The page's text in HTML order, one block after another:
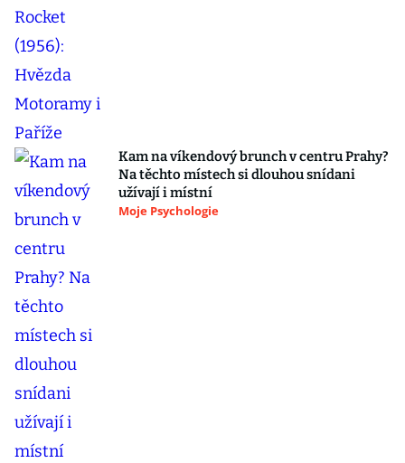
Kam na víkendový brunch v centru Prahy?
Na těchto místech si dlouhou snídani
užívají i místní
Moje Psychologie